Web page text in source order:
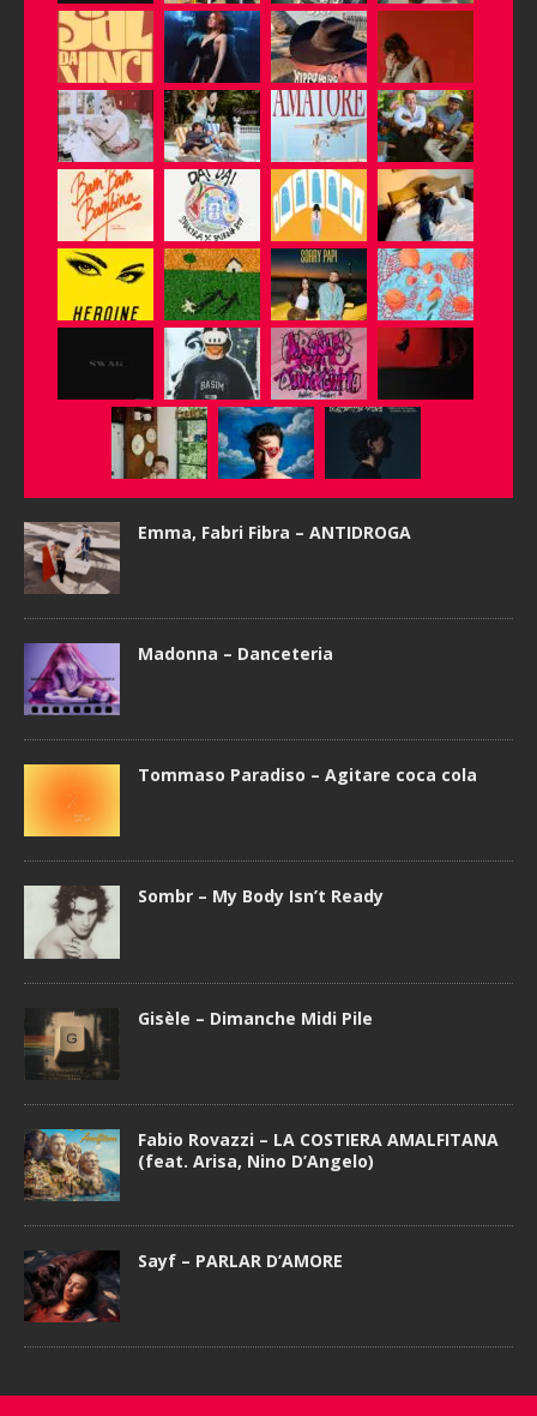
Emma, Fabri Fibra – ANTIDROGA
Madonna – Danceteria
Tommaso Paradiso – Agitare coca cola
Sombr – My Body Isn’t Ready
Gisèle – Dimanche Midi Pile
Fabio Rovazzi – LA COSTIERA AMALFITANA
(feat. Arisa, Nino D’Angelo)
Sayf – PARLAR D’AMORE